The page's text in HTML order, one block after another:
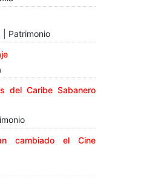
| Patrimonio
del Caribe Sabanero
cambiado el Cine